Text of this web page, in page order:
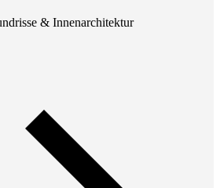
& Innenarchitektur